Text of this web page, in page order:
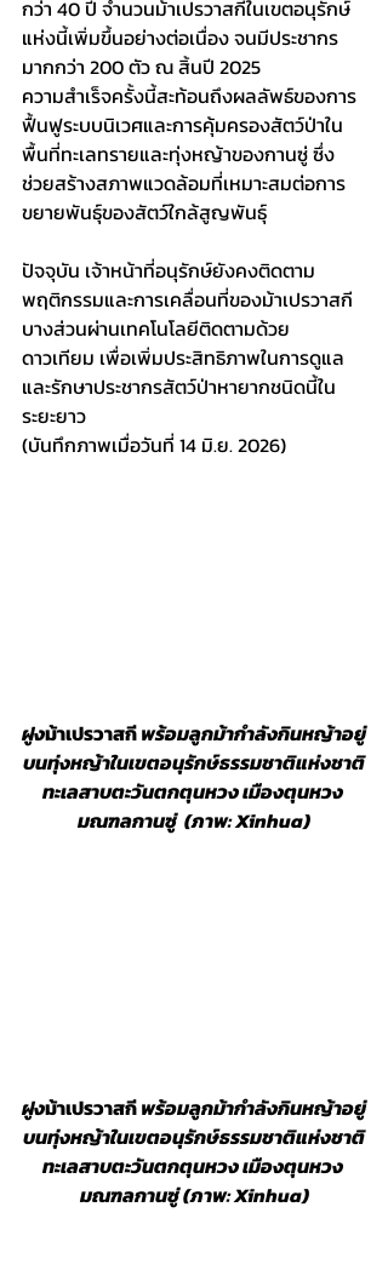
กว่า 40 ปี จำนวนม้าเปรวาสกีในเขตอนุรักษ์
แห่งนี้เพิ่มขึ้นอย่างต่อเนื่อง จนมีประชากร
มากกว่า 200 ตัว ณ สิ้นปี 2025
ความสำเร็จครั้งนี้สะท้อนถึงผลลัพธ์ของการ
ฟื้นฟูระบบนิเวศและการคุ้มครองสัตว์ป่าใน
พื้นที่ทะเลทรายและทุ่งหญ้าของกานซู่ ซึ่ง
ช่วยสร้างสภาพแวดล้อมที่เหมาะสมต่อการ
ขยายพันธุ์ของสัตว์ใกล้สูญพันธุ์
ปัจจุบัน เจ้าหน้าที่อนุรักษ์ยังคงติดตาม
พฤติกรรมและการเคลื่อนที่ของม้าเปรวาสกี
บางส่วนผ่านเทคโนโลยีติดตามด้วย
ดาวเทียม เพื่อเพิ่มประสิทธิภาพในการดูแล
และรักษาประชากรสัตว์ป่าหายากชนิดนี้ใน
ระยะยาว
(บันทึกภาพเมื่อวันที่ 14 มิ.ย. 2026)
ฝูงม้าเปรวาสกี พร้อมลูกม้ากำลังกินหญ้าอยู่
บนทุ่งหญ้าในเขตอนุรักษ์ธรรมชาติแห่งชาติ
ทะเลสาบตะวันตกตุนหวง เมืองตุนหวง
มณฑลกานซู่  (ภาพ: Xinhua)
ฝูงม้าเปรวาสกี พร้อมลูกม้ากำลังกินหญ้าอยู่
บนทุ่งหญ้าในเขตอนุรักษ์ธรรมชาติแห่งชาติ
ทะเลสาบตะวันตกตุนหวง เมืองตุนหวง
มณฑลกานซู่ (ภาพ: Xinhua)